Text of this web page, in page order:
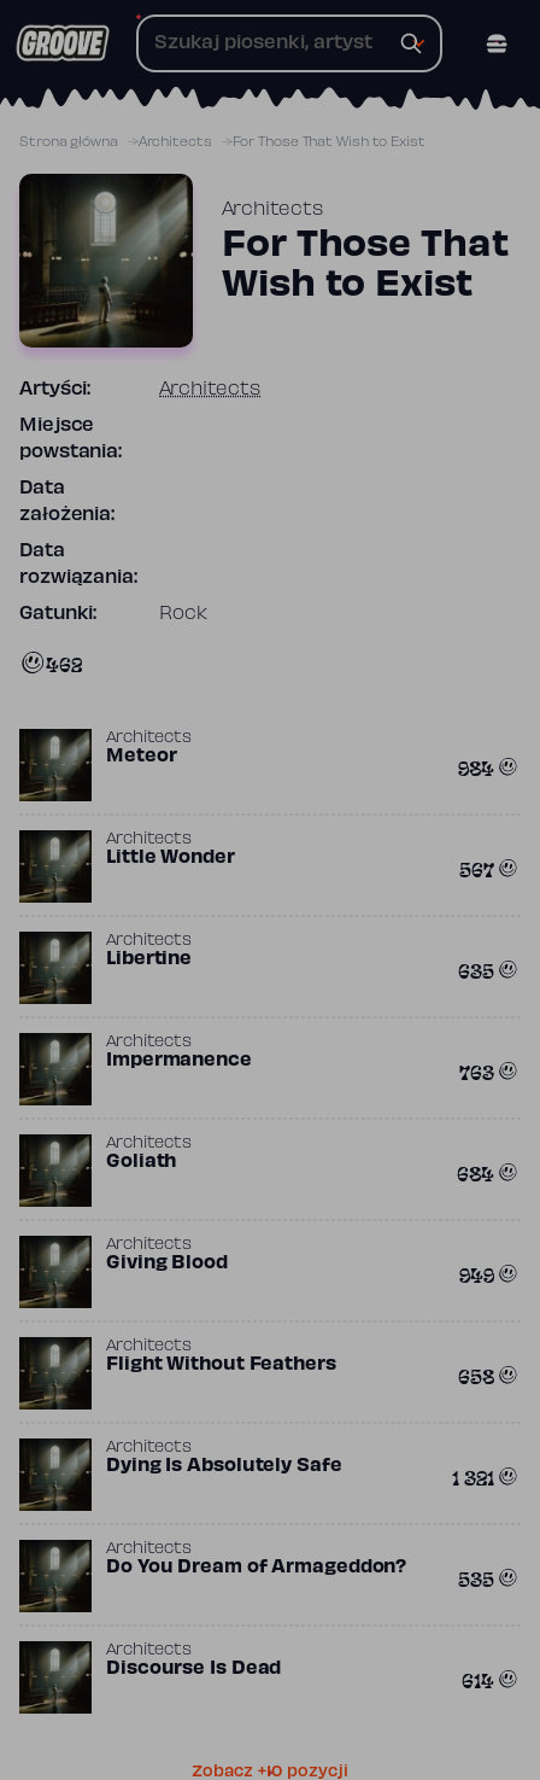
do
Strona główna Architects For Those That Wish to Exist
Architects
For Those That
Wish to Exist
Artyści: Architects
Miejsce
powstania:
Data
założenia:
Data
rozwiązania:
Gatunki: Rock
462
Architects
Meteor 984
Architects
Little Wonder 567
Architects
Libertine 635
Architects
Impermanence 763
Architects
Goliath 684
Architects
Giving Blood 949
Architects
Flight Without Feathers 658
Architects
Dying Is Absolutely Safe 1 321
Architects
Do You Dream of Armageddon? 535
Architects
Discourse Is Dead 614
Zobacz +10 pozycji